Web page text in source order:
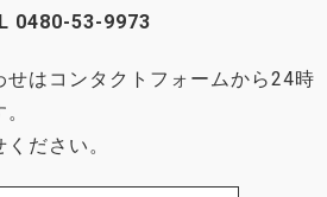
0480-53-9973
せはコンタクトフォームから24時
ださい。